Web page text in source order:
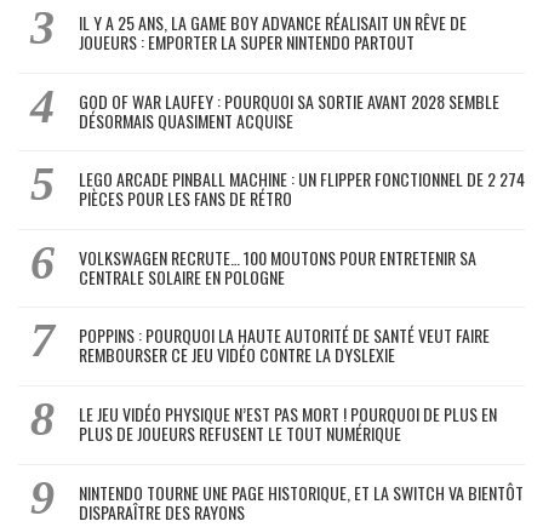
IL Y A 25 ANS, LA GAME BOY ADVANCE RÉALISAIT UN RÊVE DE
JOUEURS : EMPORTER LA SUPER NINTENDO PARTOUT
GOD OF WAR LAUFEY : POURQUOI SA SORTIE AVANT 2028 SEMBLE
DÉSORMAIS QUASIMENT ACQUISE
LEGO ARCADE PINBALL MACHINE : UN FLIPPER FONCTIONNEL DE 2 274
PIÈCES POUR LES FANS DE RÉTRO
VOLKSWAGEN RECRUTE… 100 MOUTONS POUR ENTRETENIR SA
CENTRALE SOLAIRE EN POLOGNE
POPPINS : POURQUOI LA HAUTE AUTORITÉ DE SANTÉ VEUT FAIRE
REMBOURSER CE JEU VIDÉO CONTRE LA DYSLEXIE
LE JEU VIDÉO PHYSIQUE N’EST PAS MORT ! POURQUOI DE PLUS EN
PLUS DE JOUEURS REFUSENT LE TOUT NUMÉRIQUE
NINTENDO TOURNE UNE PAGE HISTORIQUE, ET LA SWITCH VA BIENTÔT
DISPARAÎTRE DES RAYONS